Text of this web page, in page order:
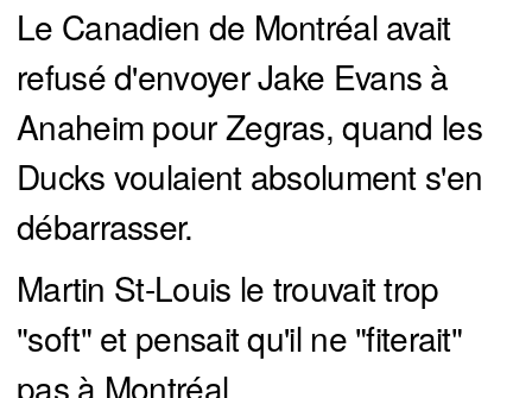
Le Canadien de Montréal avait
refusé d'envoyer Jake Evans à
Anaheim pour Zegras, quand les
Ducks voulaient absolument s'en
débarrasser.
Martin St-Louis le trouvait trop
"soft" et pensait qu'il ne "fiterait"
pas à Montréal.